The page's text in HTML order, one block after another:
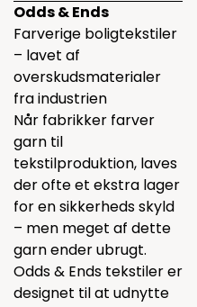
Odds & Ends
Farverige boligtekstiler
– lavet af
overskudsmaterialer
fra industrien
Når fabrikker farver
garn til
tekstilproduktion, laves
der ofte et ekstra lager
for en sikkerheds skyld
– men meget af dette
garn ender ubrugt.
Odds & Ends tekstiler er
designet til at udnytte